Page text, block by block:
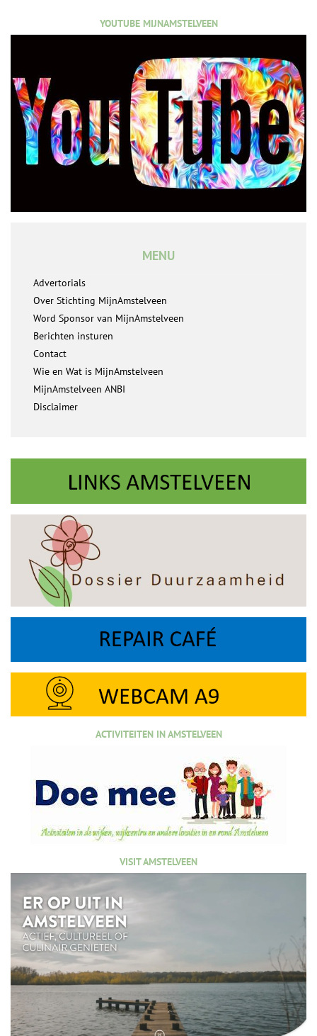
YOUTUBE MIJNAMSTELVEEN
MENU
Advertorials
Over Stichting MijnAmstelveen
Word Sponsor van MijnAmstelveen
Berichten insturen
Contact
Wie en Wat is MijnAmstelveen
MijnAmstelveen ANBI
Disclaimer
ACTIVITEITEN IN AMSTELVEEN
VISIT AMSTELVEEN